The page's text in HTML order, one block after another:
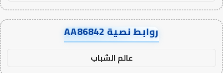
روابط نصية AA86842
عالم الشباب